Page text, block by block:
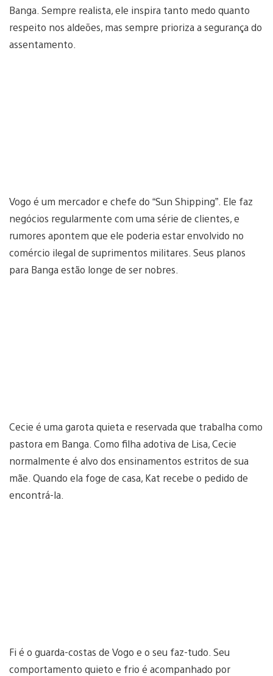
Banga. Sempre realista, ele inspira tanto medo quanto
respeito nos aldeões, mas sempre prioriza a segurança do
assentamento.
Vogo é um mercador e chefe do “Sun Shipping”. Ele faz
negócios regularmente com uma série de clientes, e
rumores apontem que ele poderia estar envolvido no
comércio ilegal de suprimentos militares. Seus planos
para Banga estão longe de ser nobres.
Cecie é uma garota quieta e reservada que trabalha como
pastora em Banga. Como filha adotiva de Lisa, Cecie
normalmente é alvo dos ensinamentos estritos de sua
mãe. Quando ela foge de casa, Kat recebe o pedido de
encontrá-la.
Fi é o guarda-costas de Vogo e o seu faz-tudo. Seu
comportamento quieto e frio é acompanhado por